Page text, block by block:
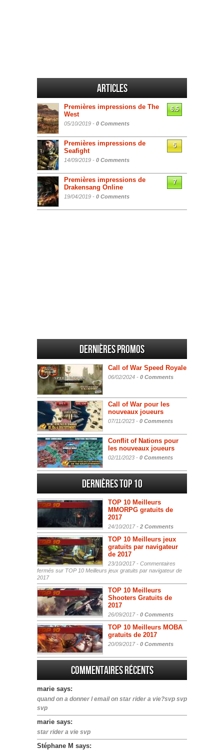
Articles
Premières impressions de The
West
05/10/2019 - 0 Comments
6.5
Premières impressions de
Seafight
14/09/2019 - 0 Comments
5
Premières impressions de
Drakensang Online
19/04/2019 - 0 Comments
7
Dernières promos
Call of War Speed Royale
06/02/2024 - 0 Comments
Call of War pour les
nouveaux joueurs
07/11/2023 - 0 Comments
Conflit of Nations pour
les nouveaux joueurs
02/11/2023 - 0 Comments
Dernières Top 10
TOP 10 Meilleurs
MMORPG gratuits de
2017
24/10/2017 - 2 Comments
TOP 10 Meilleurs jeux
gratuits par navigateur
de 2017
23/10/2017 - Commentaires
fermés sur TOP 10 Meilleurs jeux gratuits par navigateur de
2017
TOP 10 Meilleurs
Shooters Gratuits de
2017
26/09/2017 - 0 Comments
TOP 10 Meilleurs MOBA
gratuits de 2017
20/09/2017 - 0 Comments
Commentaires récents
marie says:
quand on a donner l email on star rider a vie?svp svp
svp
marie says:
star rider a vie svp
Stéphane M says: